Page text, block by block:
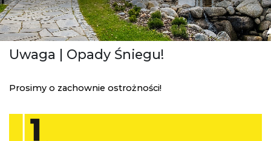
Uwaga | Opady Śniegu!
Prosimy o zachownie ostrożności!